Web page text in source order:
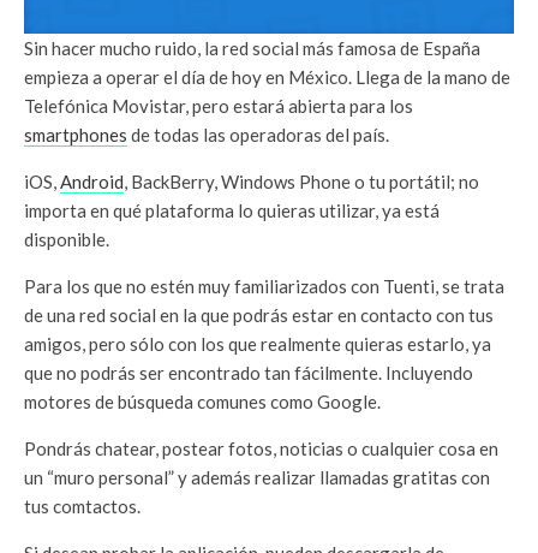
Sin hacer mucho ruido, la red social más famosa de España
empieza a operar el día de hoy en México. Llega de la mano de
Telefónica Movistar, pero estará abierta para los
smartphones de todas las operadoras del país.
iOS, Android , BackBerry, Windows Phone o tu portátil; no
importa en qué plataforma lo quieras utilizar, ya está
disponible.
Para los que no estén muy familiarizados con Tuenti, se trata
de una red social en la que podrás estar en contacto con tus
amigos, pero sólo con los que realmente quieras estarlo, ya
que no podrás ser encontrado tan fácilmente. Incluyendo
motores de búsqueda comunes como Google.
Pondrás chatear, postear fotos, noticias o cualquier cosa en
un “muro personal” y además realizar llamadas gratitas con
tus comtactos.